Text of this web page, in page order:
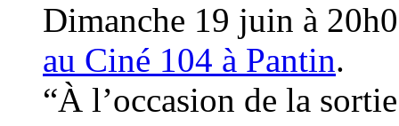
Dimanche 19 juin à
au Ciné 104 à Pantin.
“À l’occasion de la